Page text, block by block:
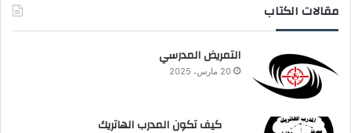
مقالات الكتاب
التمريض المدرسي
20 مارس، 2025
كيف تكون المدرب الهاتريك